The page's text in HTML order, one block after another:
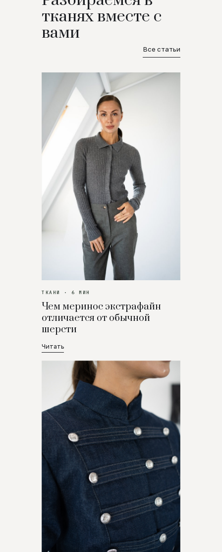
тканях вместе с
вами
Все статьи
ТКАНИ · 6 МИН
Чем меринос экстрафайн
отличается от обычной
шерсти
Читать